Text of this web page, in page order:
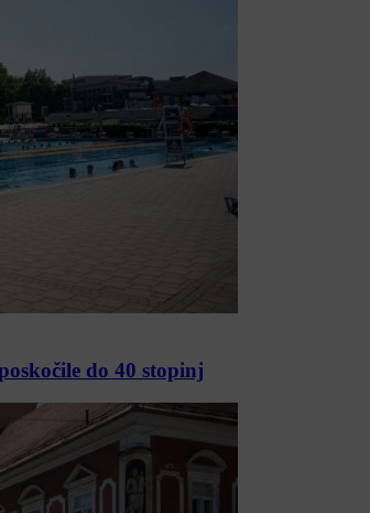
do 40 stopinj